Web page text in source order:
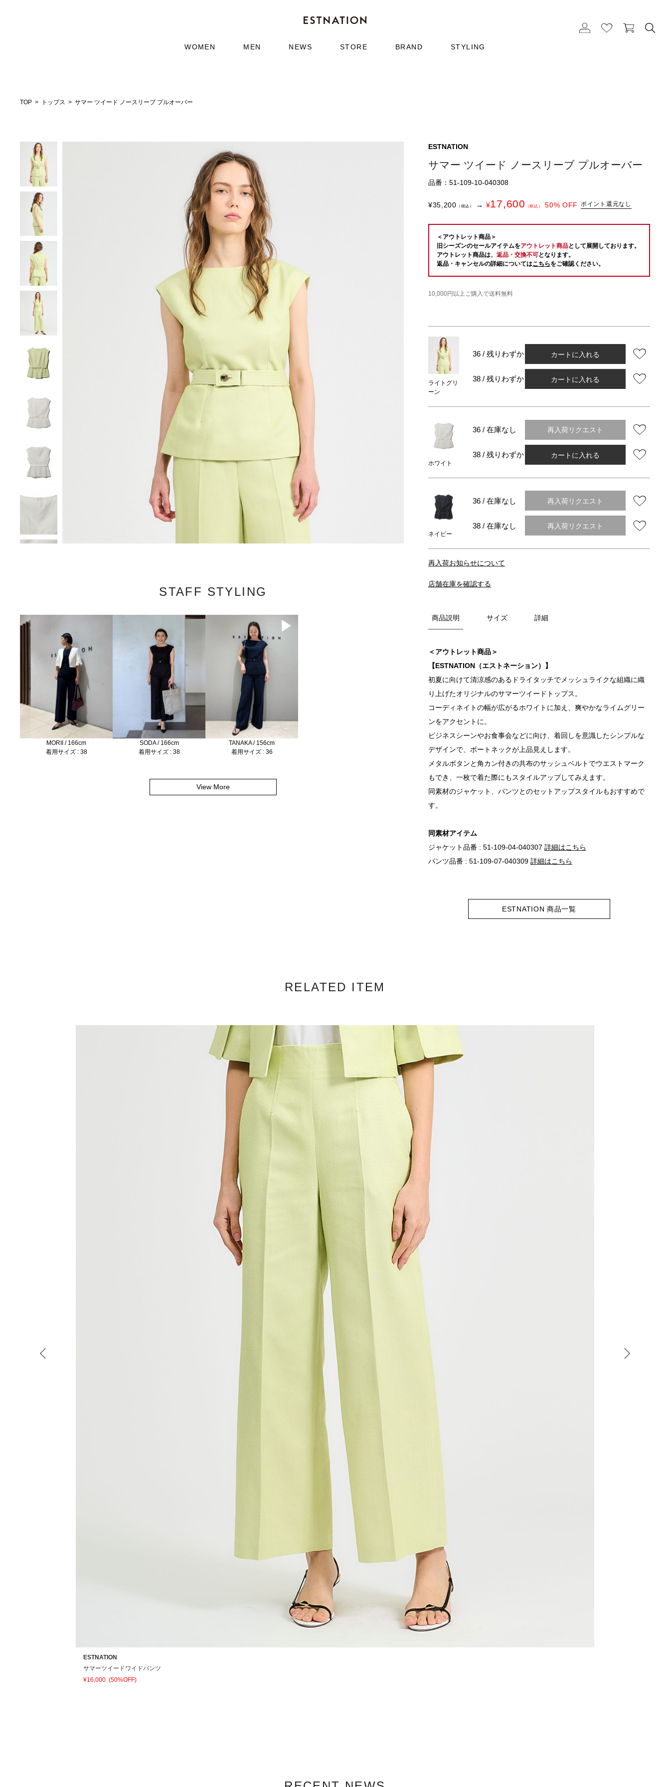
WOMEN MEN NEWS STORE BRAND STYLING
TOP トップス サマー ツイード ノースリーブ プルオーバー
STAFF STYLING
MORII / 166cm
着用サイズ : 38
SODA / 166cm
着用サイズ : 38
TANAKA / 156cm
着用サイズ : 36
View More
ESTNATION
サマー ツイード ノースリーブ プルオーバー
品番：51-109-10-040308
¥35,200 （税込） → ¥17,600 （税込） 50% OFF ポイント還元なし
＜アウトレット商品＞
旧シーズンのセールアイテムをアウトレット商品として展開しております。
アウトレット商品は、 返品・交換不可となります。
返品・キャンセルの詳細についてはこちらをご確認ください。
10,000円以上ご購入で送料無料
ライトグリ
ーン
36 / 残りわずか カートに入れる
38 / 残りわずか カートに入れる
ホワイト
36 / 在庫なし 再入荷リクエスト
38 / 残りわずか カートに入れる
ネイビー
36 / 在庫なし 再入荷リクエスト
38 / 在庫なし 再入荷リクエスト
再入荷お知らせについて
店舗在庫を確認する
商品説明 サイズ 詳細
＜アウトレット商品＞
【ESTNATION（エストネーション）】
初夏に向けて清涼感のあるドライタッチでメッシュライクな組織に織
り上げたオリジナルのサマーツイードトップス。
コーディネイトの幅が広がるホワイトに加え、爽やかなライムグリー
ンをアクセントに。
ビジネスシーンやお食事会などに向け、着回しを意識したシンプルな
デザインで、ボートネックが上品見えします。
メタルボタンと角カン付きの共布のサッシュベルトでウエストマーク
もでき、一枚で着た際にもスタイルアップしてみえます。
同素材のジャケット、パンツとのセットアップスタイルもおすすめで
す。
同素材アイテム
ジャケット品番 : 51-109-04-040307 詳細はこちら
パンツ品番 : 51-109-07-040309 詳細はこちら
ESTNATION 商品一覧
RELATED ITEM
ESTNATION
サマーツイードワイドパンツ
¥16,000 (50%OFF)